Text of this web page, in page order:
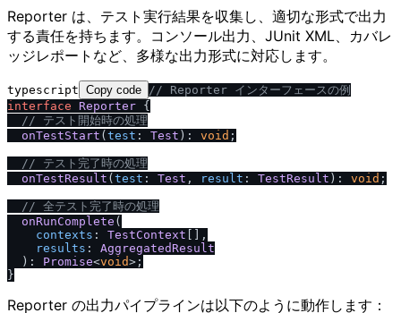
Reporter は、テスト実行結果を収集し、適切な形式で出力
する責任を持ちます。コンソール出力、JUnit XML、カバレ
ッジレポートなど、多様な出力形式に対応します。
typescript Copy code // Reporter インターフェースの例
interface
Reporter {
// テスト開始時の処理
onTestStart ( test : Test ): void ;
// テスト完了時の処理
onTestResult ( test : Test , result : TestResult ): void ;
// 全テスト完了時の処理
onRunComplete (
contexts : TestContext [],
results : AggregatedResult
  ):
Promise<void>;
Reporter の出力パイプラインは以下のように動作します：